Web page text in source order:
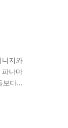
니지와
파나마
보다